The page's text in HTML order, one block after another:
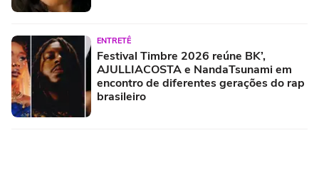
ENTRETÊ
Festival Timbre 2026 reúne BK’,
AJULLIACOSTA e NandaTsunami em
encontro de diferentes gerações do rap
brasileiro